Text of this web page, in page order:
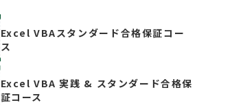
Excel VBAスタンダード合格保証コー
ス
Excel VBA 実践 & スタンダード合格保
証コース